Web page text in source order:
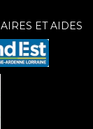
ET AIDES